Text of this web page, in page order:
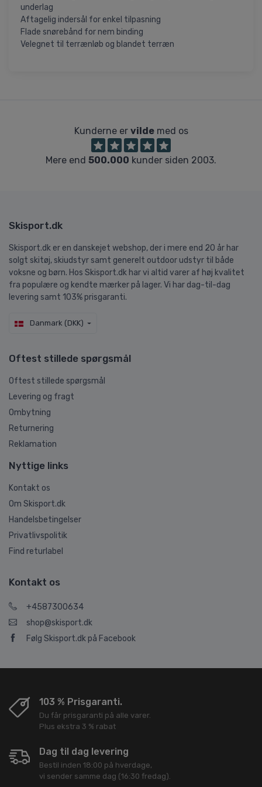
underlag
Aftagelig indersål for enkel tilpasning
Flade snørebånd for nem binding
Velegnet til terrænløb og blandet terræn
Kunderne er vildemed os
Mere end 500.000 kunder siden 2003.
Skisport.dk
Skisport.dk er en danskejet webshop, der i mere end 20 år har
solgt skitøj, skiudstyr samt generelt outdoor udstyr til både
voksne og børn. Hos Skisport.dk har vi altid varer af høj kvalitet
fra populære og kendte mærker på lager. Vi har dag-til-dag
levering samt 103% prisgaranti.
Danmark (DKK)
Oftest stillede spørgsmål
Oftest stillede spørgsmål
Levering og fragt
Ombytning
Returnering
Reklamation
Nyttige links
Kontakt os
Om Skisport.dk
Handelsbetingelser
Privatlivspolitik
Find returlabel
Kontakt os
+4587300634
shop@skisport.dk
Følg Skisport.dk på Facebook
103 % Prisgaranti.
Du får prisgaranti på alle varer.
Plus ekstra 3 % rabat
Dag til dag levering
Bestil inden 18:00 på hverdage,
vi sender samme dag (16:30 fredag).